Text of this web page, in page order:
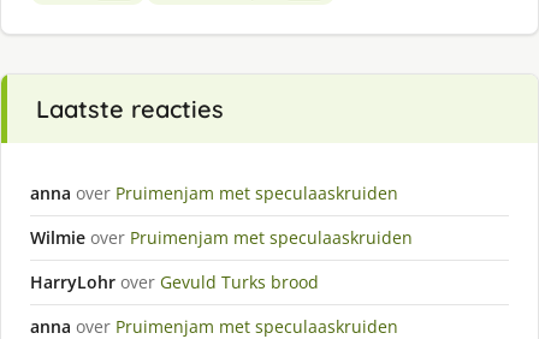
Laatste reacties
anna over Pruimenjam met speculaaskruiden
Wilmie over Pruimenjam met speculaaskruiden
HarryLohr over Gevuld Turks brood
anna over Pruimenjam met speculaaskruiden